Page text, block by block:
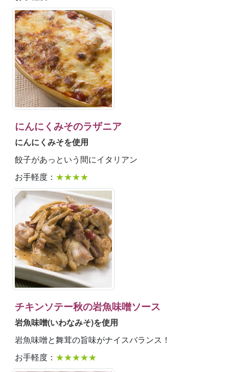
にんにくみそのラザニア
にんにくみそを使用
餃子があっという間にイタリアン
お手軽度： ★★★★
チキンソテー秋の岩魚味噌ソース
岩魚味噌(いわなみそ)を使用
岩魚味噌と舞茸の旨味がナイスバランス！
お手軽度： ★★★★★